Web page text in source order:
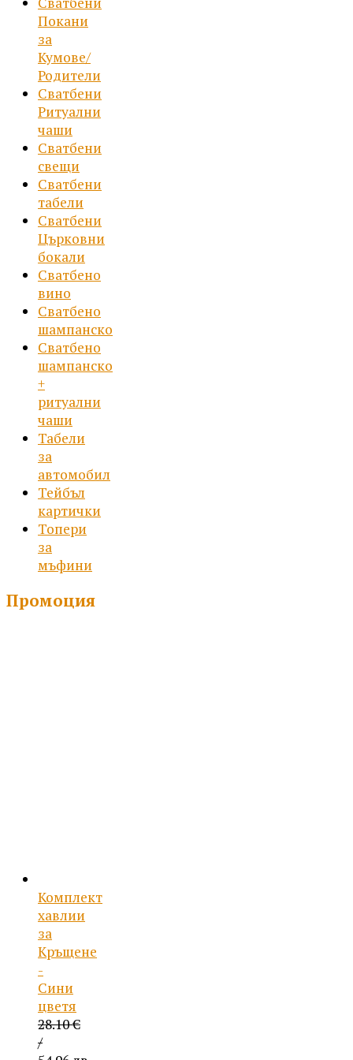
Покани
за
Кумове/
Родители
Сватбени
Ритуални
чаши
Сватбени
свещи
Сватбени
табели
Сватбени
Църковни
бокали
Сватбено
вино
Сватбено
шампанско
Сватбено
шампанско
+
ритуални
чаши
Табели
за
автомобил
Тейбъл
картички
Топери
за
мъфини
Промоция
Комплект
хавлии
за
Кръщене
-
Сини
цветя
28.10€
/